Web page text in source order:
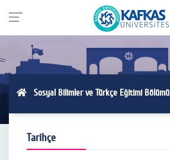
Sosyal Bilimler ve Türkçe Eğitimi Bölümü
Tarihçe